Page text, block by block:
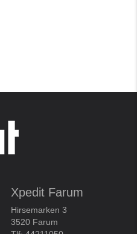
Xpedit Farum
Hirsemarken 3
3520 Farum